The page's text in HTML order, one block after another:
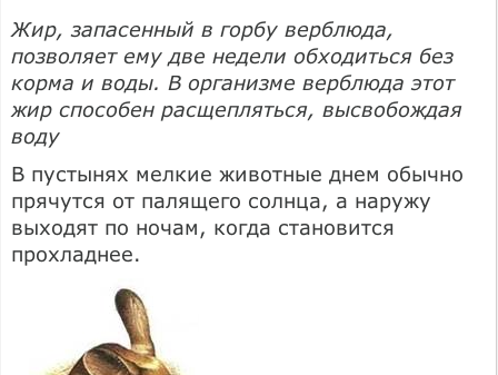
Жир, запасенный в горбу верблюда,
позволяет ему две недели обходиться без
корма и воды. В организме верблюда этот
жир способен расщепляться, высвобождая
воду
В пустынях мелкие животные днем обычно
прячутся от палящего солнца, а наружу
выходят по ночам, когда становится
прохладнее.